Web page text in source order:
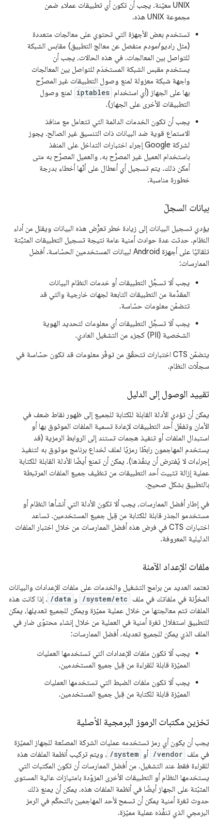
UNIX معيّنة. يجب أن تكون أي تطبيقات عملاء ضمن
مجموعة UNIX هذه.
تستخدم بعض الأجهزة التي تحتوي على معالجات متعددة
(مثل راديو/مودم منفصل عن معالج التطبيق) مقابس الشبكة
للتواصل بين المعالجات. في هذه الحالات، يجب أن
يستخدم مقبس الشبكة المستخدَم للتواصل بين المعالجات
واجهة شبكة معزولة لمنع وصول التطبيقات غير المصرَّح
بها على الجهاز (أي استخدام iptables لمنع وصول
التطبيقات الأخرى على الجهاز).
يجب أن تكون الخدمات الدائمة التي تتعامل مع منافذ
الاستماع قوية ضد البيانات ذات التنسيق غير الصالح. يجوز
لشركة Google إجراء اختبارات التداخل على المنفذ
باستخدام العميل غير المصرَّح به، والعميل المصرَّح به متى
أمكن ذلك. يتم تسجيل أي أعطال على أنّها أخطاء بدرجة
خطورة مناسبة.
بيانات السجلّ
يؤدي تسجيل البيانات إلى زيادة خطر تعرُّض هذه البيانات ويقلل من أداء
النظام. حدثت عدة حوادث أمنية عامة نتيجة تسجيل التطبيقات المثبَّتة
تلقائيًا على أجهزة Android لبيانات المستخدمين الحسّاسة. أفضل
الممارسات:
يجب ألا تسجِّل التطبيقات أو خدمات النظام البيانات
المقدَّمة من التطبيقات التابعة لجهات خارجية والتي قد
تتضمّن معلومات حسّاسة.
يجب ألا تسجِّل التطبيقات أي معلومات لتحديد الهوية
الشخصية (PII) كجزء من التشغيل العادي.
يتضمّن CTS اختبارات تتحقّق من توفّر معلومات قد تكون حسّاسة في
سجلّات النظام.
تقييد الوصول إلى الدليل
يمكن أن تؤدي الأدلة القابلة للكتابة للجميع إلى ظهور نقاط ضعف في
الأمان وتفعّل أحد التطبيقات لإعادة تسمية الملفات الموثوق بها أو
استبدال الملفات أو تنفيذ هجمات تستند إلى الروابط الرمزية (قد
يستخدم المهاجمون رابطًا رمزيًا لملف لخداع برنامج موثوق به لتنفيذ
إجراءات لا يُفترض أن ينفّذها). يمكن أن تمنع أيضًا الأدلة القابلة للكتابة
عملية إزالة تثبيت أحد التطبيقات من تنظيف جميع الملفات المرتبطة
بالتطبيق بشكل صحيح.
في إطار أفضل الممارسات، يجب ألا تكون الأدلة التي أنشأها النظام أو
مستخدمو الجذر قابلة للكتابة من قِبل جميع المستخدمين. تساعد
اختبارات CTS في فرض هذه أفضل الممارسات من خلال اختبار الملفات
الدليلية المعروفة.
ملفات الإعداد الآمنة
تعتمد العديد من برامج التشغيل والخدمات على ملفات الإعدادات والبيانات
المخزَّنة في ملفاتك في ملف /system/etc و /data . إذا كانت هذه
الملفات تتم معالجتها من خلال عملية مميّزة ويمكن للجميع تعديلها، يمكن
للتطبيق استغلال ثغرة أمنية في العملية من خلال إنشاء محتوًى ضار في
الملف الذي يمكن للجميع تعديله. أفضل الممارسات:
يجب ألا تكون ملفات الإعدادات التي تستخدمها العمليات
المميّزة قابلة للقراءة من قِبل جميع المستخدمين.
يجب ألا تكون ملفات الضبط التي تستخدمها العمليات
المميّزة قابلة للكتابة من قِبل جميع المستخدمين.
تخزين مكتبات الرموز البرمجية الأصلية
يجب أن يكون أي رمز تستخدمه عمليات الشركة المصنّعة للجهاز المميّزة
في ملف ‎ /vendor أو ‎ /system ، ويتم تركيب أنظمة الملفات هذه
للقراءة فقط عند التشغيل. من أفضل الممارسات أن تكون المكتبات التي
يستخدمها النظام أو التطبيقات الأخرى المزوّدة بامتيازات عالية المستوى
المثبّتة على الجهاز أيضًا في أنظمة الملفات هذه. يمكن أن يمنع ذلك
حدوث ثغرة أمنية يمكن أن تسمح لأحد المهاجمين بالتحكّم في الرمز
البرمجي الذي تنفِّذه عملية مميّزة.